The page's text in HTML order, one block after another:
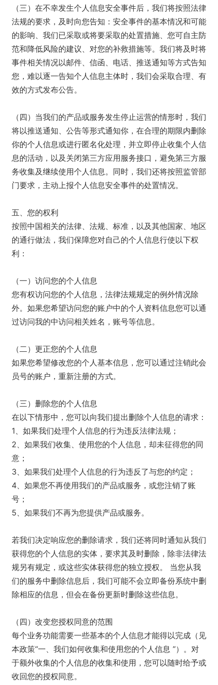
（三）在不幸发生个人信息安全事件后，我们将按照法律
法规的要求，及时向您告知：安全事件的基本情况和可能
的影响、我们已采取或将要采取的处置措施、您可自主防
范和降低风险的建议、对您的补救措施等。我们将及时将
事件相关情况以邮件、信函、电话、推送通知等方式告知
您，难以逐一告知个人信息主体时，我们会采取合理、有
效的方式发布公告。
（四）当我们的产品或服务发生停止运营的情形时，我们
将以推送通知、公告等形式通知你，在合理的期限内删除
你的个人信息或进行匿名化处理，并立即停止收集个人信
息的活动，以及关闭第三方应用服务接口，避免第三方服
务收集及继续使用个人信息。同时，我们还将按照监管部
门要求，主动上报个人信息安全事件的处置情况。
五、您的权利
按照中国相关的法律、法规、标准，以及其他国家、地区
的通行做法，我们保障您对自己的个人信息行使以下权
利：
（一）访问您的个人信息
您有权访问您的个人信息，法律法规规定的例外情况除
外。如果您希望访问您的账户中的个人资料信息您可以通
过访问我的中访问相关姓名，账号等信息。
（二）更正您的个人信息
如果您希望修改您的个人基本信息，您可以通过注销此会
员号的账户，重新注册的方式。
（三）删除您的个人信息
在以下情形中，您可以向我们提出删除个人信息的请求：
1、如果我们处理个人信息的行为违反法律法规；
2、如果我们收集、使用您的个人信息，却未征得您的同
意；
3、如果我们处理个人信息的行为违反了与您的约定；
4、如果您不再使用我们的产品或服务，或您注销了账
号；
5、如果我们不再为您提供产品或服务。
若我们决定响应您的删除请求，我们还将同时通知从我们
获得您的个人信息的实体，要求其及时删除，除非法律法
规另有规定，或这些实体获得您的独立授权。 当您从我
们的服务中删除信息后，我们可能不会立即备份系统中删
除相应的信息，但会在备份更新时删除这些信息。
（四）改变您授权同意的范围
每个业务功能需要一些基本的个人信息才能得以完成（见
本政策“一、我们如何收集和使用您的个人信息 ”）。对
于额外收集的个人信息的收集和使用，您可以随时给予或
收回您的授权同意。